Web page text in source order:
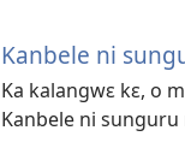
Kanbele ni
Ka kalangwɛ kɛ, o
Kanbele ni sunguru